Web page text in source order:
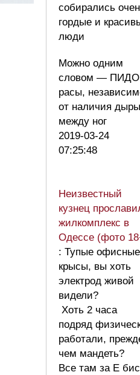
собирались
гордые и
люди
Можно одним
словом — ПИДО
расы,
от наличия дыры
между ног
2019-03-24
07:25:48
Неизвестный
кузнец
жилкомплекс в
Одессе (фото
: Тупые офисные
крысы, вы хоть
электрод живой
видели?
Хоть 2 часа
подряд
работали,
чем мандеть?
Все там за Е